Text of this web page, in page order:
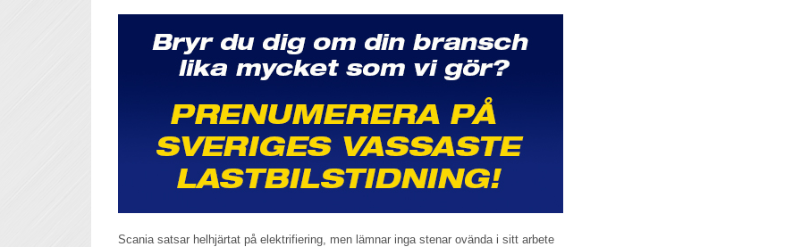
Scania satsar helhjärtat på elektrifiering, men lämnar inga stenar ovända i sitt arbete